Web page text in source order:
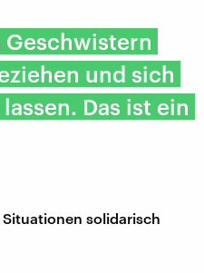
Geschwistern
und sich
Das ist ein
solidarisch